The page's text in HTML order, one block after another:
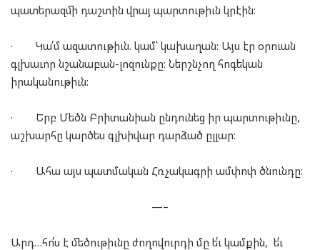
պատերազմի դաշտին վրայ պարտութիւն կրէին:
· Կա՛մ ազատութիւն. կամ՝ կախաղան: Այս էր օրուան
գլխաւոր նշանաբան-լոզունքը: Ներշնչող հոգեկան
իրականութիւն:
· Երբ Մեծն Բրիտանիան ընդունեց իր պարտութիւնը,
աշխարհը կարծես գլխիվար դարձած ըլլար:
· Ահա այս պատմական Հռչակագրի ամփոփ ծնունդը:
—–
Արդ…հո՛ս է մեծութիւնը ժողովուրդի մը ե՛ւ կամքին, ե՛ւ